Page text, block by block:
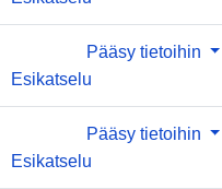
Pääsy tietoihin
Esikatselu
Pääsy tietoihin
Esikatselu
1.0